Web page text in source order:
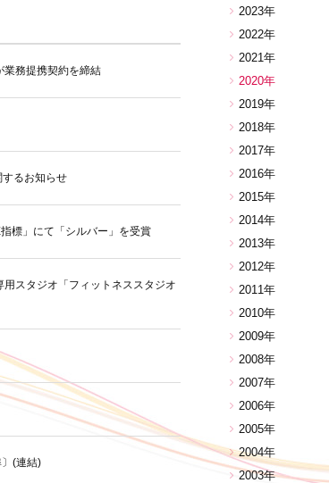
業務提携契約を締結
するお知らせ
標」にて「シルバー」を受賞
スタジオ「フィットネススタジオ
(連結)
2023年
2022年
2021年
2020年
2019年
2018年
2017年
2016年
2015年
2014年
2013年
2012年
2011年
2010年
2009年
2008年
2007年
2006年
2005年
2004年
2003年